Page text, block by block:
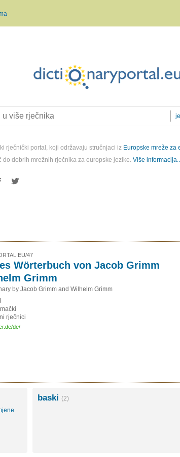
rječnički portal, koji održavaju stručnjaci iz Europske mreže za
do dobrih mrežnih rječnika za europske jezike. Više
47
Wörterbuch von Jacob Grimm
Grimm
by Jacob Grimm and Wilhelm Grimm
rječnici
de/
baski (2)